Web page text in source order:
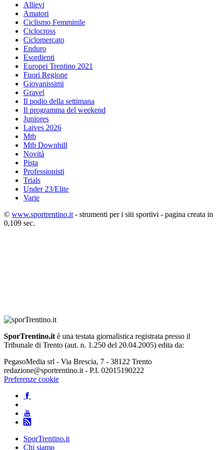
Allievi
Amatori
Ciclismo Femminile
Ciclocross
Ciclomercato
Enduro
Esordienti
Europei Trentino 2021
Fuori Regione
Giovanissimi
Gravel
Il podio della settimana
Il programma del weekend
Juniores
Laives 2026
Mtb
Mtb Downhill
Novità
Pista
Professionisti
Trials
Under 23/Elite
Varie
© www.sportrentino.it - strumenti per i siti sportivi - pagina creata in
0,109 sec.
SporTrentino.it è una testata giornalistica registrata presso il
Tribunale di Trento (aut. n. 1.250 del 20.04.2005) edita da:
PegasoMedia srl - Via Brescia, 7 - 38122 Trento
redazione@sportrentino.it - P.I. 02015190222
Preferenze cookie
SporTrentino.it
Chi siamo